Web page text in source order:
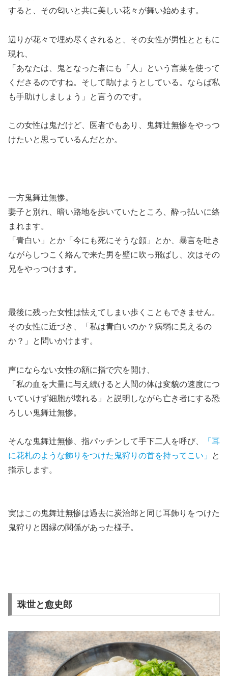
すると、その匂いと共に美しい花々が舞い始めます。
辺りが花々で埋め尽くされると、その女性が男性とともに
現れ、
「あなたは、鬼となった者にも「人」という言葉を使って
くださるのですね。そして助けようとしている。ならば私
も手助けしましょう」と言うのです。
この女性は鬼だけど、医者でもあり、鬼舞辻無惨をやっつ
けたいと思っているんだとか。
一方鬼舞辻無惨。
妻子と別れ、暗い路地を歩いていたところ、酔っ払いに絡
まれます。
「青白い」とか「今にも死にそうな顔」とか、暴言を吐き
ながらしつこく絡んで来た男を壁に吹っ飛ばし、次はその
兄をやっつけます。
最後に残った女性は怯えてしまい歩くこともできません。
その女性に近づき、「私は青白いのか？病弱に見えるの
か？」と問いかけます。
声にならない女性の額に指で穴を開け、
「私の血を大量に与え続けると人間の体は変貌の速度につ
いていけず細胞が壊れる」と説明しながら亡き者にする恐
ろしい鬼舞辻無惨。
そんな鬼舞辻無惨、指パッチンして手下二人を呼び、
「耳
に花札のような飾りをつけた鬼狩りの首を持ってこい」
と
指示します。
実はこの鬼舞辻無惨は過去に炭治郎と同じ耳飾りをつけた
鬼狩りと因縁の関係があった様子。
珠世と愈史郎